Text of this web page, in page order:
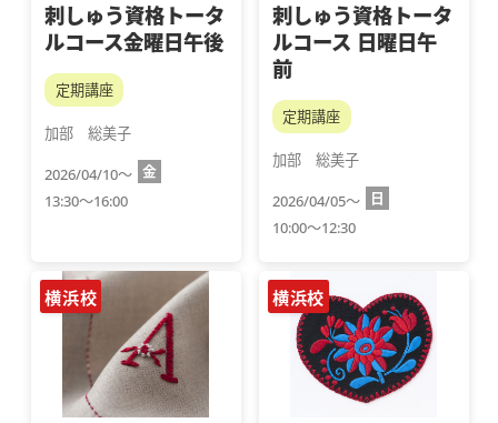
刺しゅう資格トータ
ルコース金曜日午後
定期講座
加部　総美子
2026/04/10～ 金
13:30～16:00
刺しゅう資格トータ
ルコース 日曜日午
前
定期講座
加部　総美子
2026/04/05～
日
10:00～12:30
横浜校 横浜校